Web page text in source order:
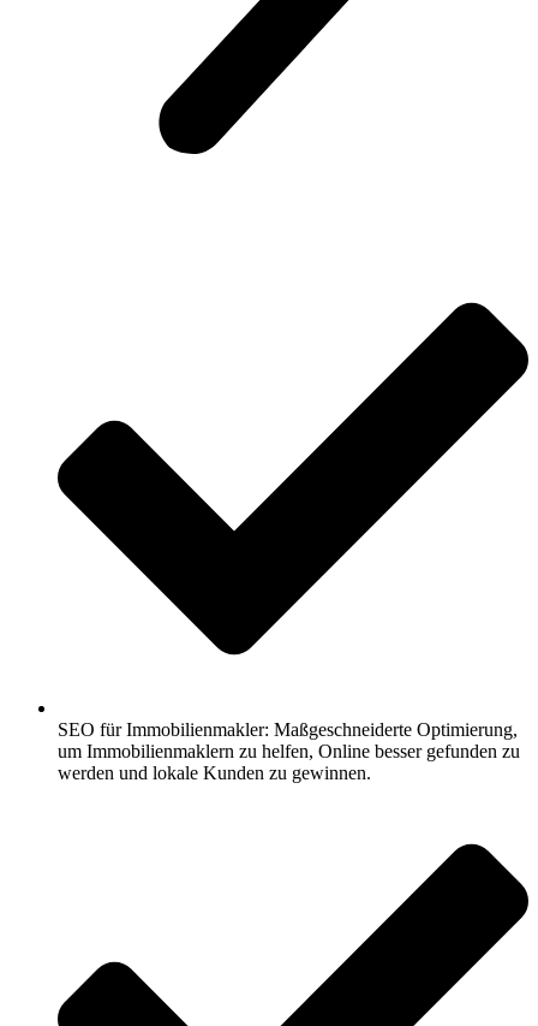
SEO für Immobilienmakler: Maßgeschneiderte Optimierung,
um Immobilienmaklern zu helfen, Online besser gefunden zu
werden und lokale Kunden zu gewinnen.